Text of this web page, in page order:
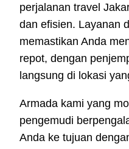
perjalanan travel
dan efisien. Layanan
memastikan Anda
repot, dengan
langsung di lokasi
Armada kami yang
pengemudi
Anda ke tujuan